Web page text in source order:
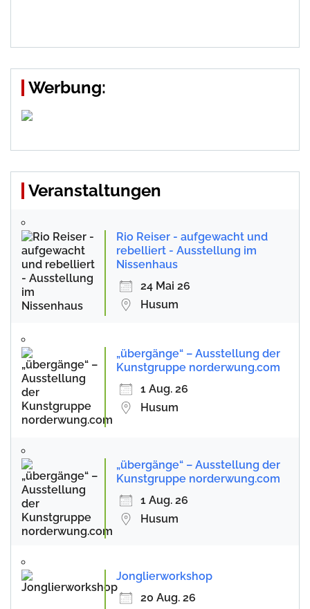
Werbung:
Veranstaltungen
Rio Reiser - aufgewacht und
rebelliert - Ausstellung im
Nissenhaus
24 Mai 26
Husum
„übergänge“ – Ausstellung der
Kunstgruppe norderwung.com
1 Aug. 26
Husum
„übergänge“ – Ausstellung der
Kunstgruppe norderwung.com
1 Aug. 26
Husum
Jonglierworkshop
20 Aug. 26